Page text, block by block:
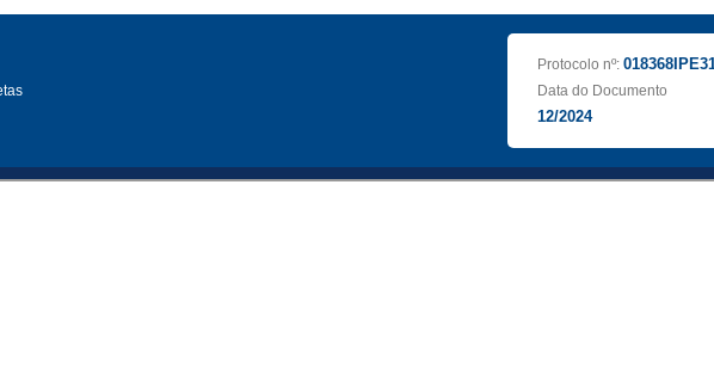
Protocolo nº:
Data do Documento
12/2024